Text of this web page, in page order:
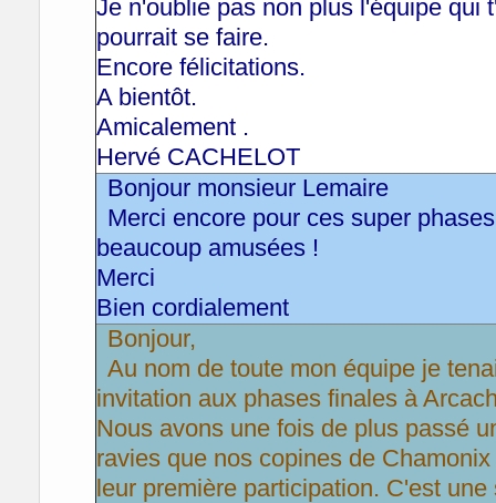
Je n'oublie pas non plus l'équipe
pourrait se faire.
Encore félicitations.
A bientôt.
Amicalement .
Hervé CACHELOT
Bonjour monsieur Lemaire
Merci encore pour ces super
beaucoup amusées !
Merci
Bien cordialement
Bonjour,
Au nom de toute mon équipe je
invitation aux phases finales à
Nous avons une fois de plus passé
ravies que nos copines de
leur première participation. C'est